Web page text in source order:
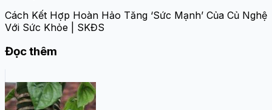
Cách Kết Hợp Hoàn Hảo Tăng ‘Sức Mạnh’ Của Củ Nghệ
Với Sức Khỏe | SKĐS
Đọc thêm